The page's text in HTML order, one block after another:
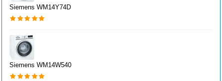
Siemens WM14Y74D
Siemens WM14W540